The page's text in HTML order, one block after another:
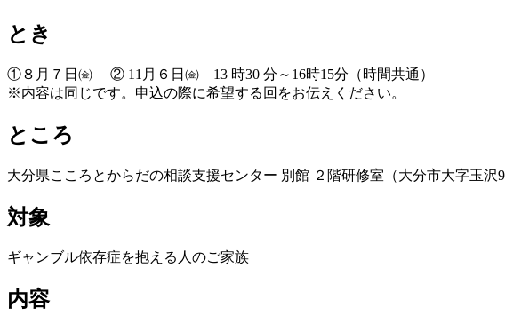
とき
①８月７日㈮ ② 11月６日㈮ 13 時30 分～16時15分（時間共通）
※内容は同じです。申込の際に希望する回をお伝えください。
ところ
大分県こころとからだの相談支援センター 別館 ２階研修室（大分市大字玉沢
対象
ギャンブル依存症を抱える人のご家族
内容